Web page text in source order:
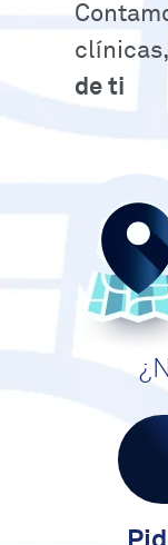
clínicas,
de ti